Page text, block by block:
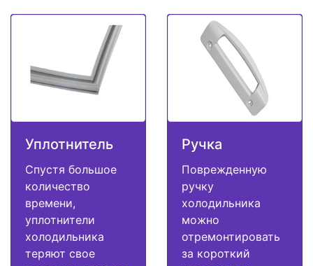
Уплотнитель
Спустя большое
количество
времени,
уплотнители
холодильника
теряют свое
Ручка
Поврежденную
ручку
холодильника
можно
отремонтировать
за короткий